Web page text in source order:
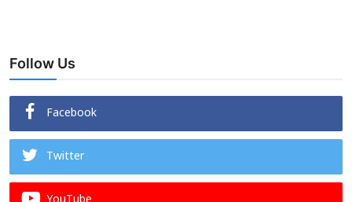
Follow Us
Facebook
Twitter